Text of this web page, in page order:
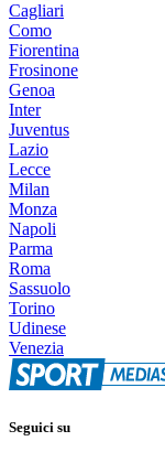
Cagliari
Como
Fiorentina
Frosinone
Genoa
Inter
Juventus
Lazio
Lecce
Milan
Monza
Napoli
Parma
Roma
Sassuolo
Torino
Udinese
Venezia
Seguici su